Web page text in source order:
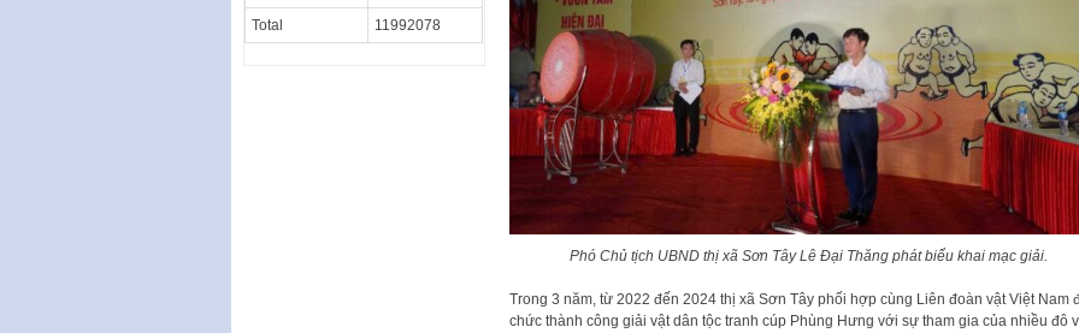
Phó Chủ tịch UBND thị xã Sơn Tây Lê Đại Thăng phát biểu khai mạc giải.
Trong 3 năm, từ 2022 đến 2024 thị xã Sơn Tây phối hợp cùng Liên đoàn vật Việt Nam
chức thành công giải vật dân tộc tranh cúp Phùng Hưng với sự tham gia của nhiều đô
Total 11992078